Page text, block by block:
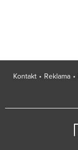
Kontakt Reklama